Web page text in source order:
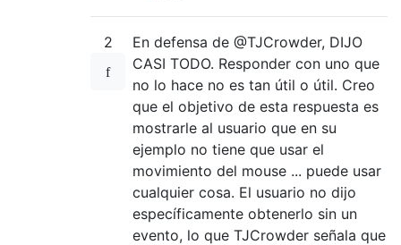
2
En defensa de @TJCrowder, DIJO
CASI TODO. Responder con uno que
no lo hace no es tan útil o útil. Creo
que el objetivo de esta respuesta es
mostrarle al usuario que en su
ejemplo no tiene que usar el
movimiento del mouse ... puede usar
cualquier cosa. El usuario no dijo
específicamente obtenerlo sin un
evento, lo que TJCrowder señala que